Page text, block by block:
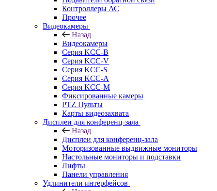
Контроллеры АС
Прочее
Видеокамеры
Назад
Видеокамеры
Серия KCC-B
Серия KCC-V
Серия KCC-S
Серия KCC-A
Серия KCC-M
Фиксированные камеры
PTZ Пульты
Карты видеозахвата
Дисплеи для конференц-зала
Назад
Дисплеи для конференц-зала
Моторизованные выдвижные мониторы
Настольные мониторы и подставки
Лифты
Панели управления
Удлинители интерфейсов